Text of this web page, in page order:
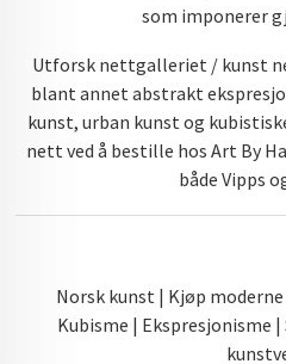
som imponerer
Utforsk nettgalleriet / kunst
blant annet abstrakt
kunst, urban kunst og
nett ved å bestille hos Art By
både Vipps
Norsk kunst | Kjøp
Kubisme | Ekspresjonisme